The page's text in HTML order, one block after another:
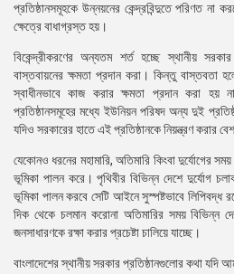
বিএনপি-
জামায়াত
সংগঠন
নির্বাচনী
ইশতেহার
প্রতিষ্ঠানসমূহকে উন্নয়নের কেন্দ্রবিন্দুতে পরিণত না
ক্ষেত্রে বাধাগ্রস্ত হয়।
বিকেন্দ্রীকরণের অন্যতম শর্ত হচ্ছে স্থানীয়
বাস্তবায়নের ক্ষমতা প্রদান করা। কিন্তু বাস্তবতা
স্বাধীনভাবে কাজ করার ক্ষমতা প্রদান করা হয়
প্রতিষ্ঠানসমূহের মধ্যে ইউনিয়ন পরিষদ অন্য দুই
যদিও সরকারের হাতে এই প্রতিষ্ঠানকে নিয়ন্ত্রণ করার
যেকোনও ধরনের মহামারি, অতিমারি কিংবা দুর্যোগের
ভূমিকা পালন করে। পৃথিবীর বিভিন্ন দেশে দুর্যোগ
ভূমিকা পালন করবে সেটি আইনে সুস্পষ্টভাবে
দিক থেকে চলমান করোনা অতিমারির সময় বিভিন্ন
জনসাধারণকে রক্ষা করার প্রচেষ্টা চালিয়ে যাচ্ছে।
বাংলাদেশের স্থানীয় সরকার প্রতিষ্ঠানগুলোর কথা যদি